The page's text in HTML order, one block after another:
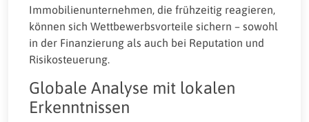
Immobilienunternehmen, die frühzeitig reagieren,
können sich Wettbewerbsvorteile sichern – sowohl
in der Finanzierung als auch bei Reputation und
Risikosteuerung.
Globale Analyse mit lokalen
Erkenntnissen